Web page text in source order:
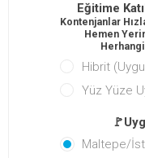
Eğitime
Kontenjanlar
Hemen
Hibrit
Yüz Yüze
Maltepe/